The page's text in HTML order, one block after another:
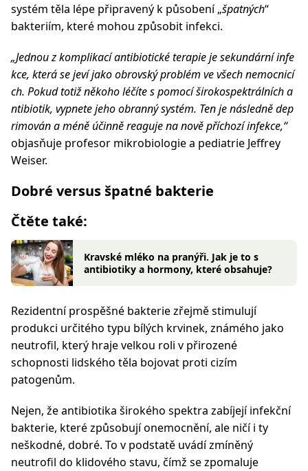
systém těla lépe připravený k působení „špatných“
bakteriím, které mohou způsobit infekci.
„Jednou z komplikací antibiotické terapie je sekundární infe
kce, která se jeví jako obrovský problém ve všech nemocnicí
ch. Pokud totiž někoho léčíte s pomocí širokospektrálních a
ntibiotik, vypnete jeho obranný systém. Ten je následně dep
rimován a méně účinně reaguje na nově příchozí infekce,“
objasňuje profesor mikrobiologie a pediatrie Jeffrey
Weiser.
Dobré versus špatné bakterie
Čtěte také:
Kravské mléko na pranýři. Jak je to s
antibiotiky a hormony, které obsahuje?
Rezidentní prospěšné bakterie zřejmě stimulují
produkci určitého typu bílých krvinek, známého jako
neutrofil, který hraje velkou roli v přirozené
schopnosti lidského těla bojovat proti cizím
patogenům.
Nejen, že antibiotika širokého spektra zabíjejí infekční
bakterie, které způsobují onemocnění, ale ničí i ty
neškodné, dobré. To v podstatě uvádí zmíněný
neutrofil do klidového stavu, čímž se zpomaluje